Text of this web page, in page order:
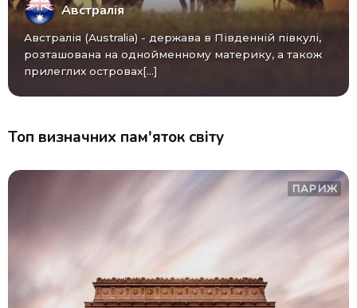
Австралія
Австралія (Australia) - ​​держава в Південній півкулі,
розташована на однойменному материку, а також
прилеглих островах[...]
Топ визначних пам'яток світу
ПАРИЖ